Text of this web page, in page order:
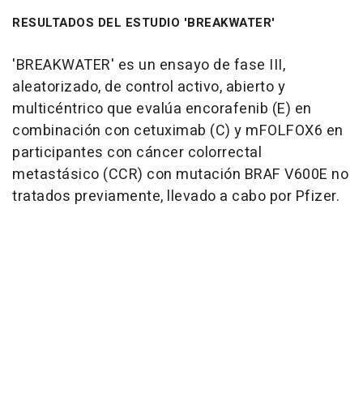
RESULTADOS DEL ESTUDIO 'BREAKWATER'
'BREAKWATER' es un ensayo de fase III,
aleatorizado, de control activo, abierto y
multicéntrico que evalúa encorafenib (E) en
combinación con cetuximab (C) y mFOLFOX6 en
participantes con cáncer colorrectal
metastásico (CCR) con mutación BRAF V600E no
tratados previamente, llevado a cabo por Pfizer.